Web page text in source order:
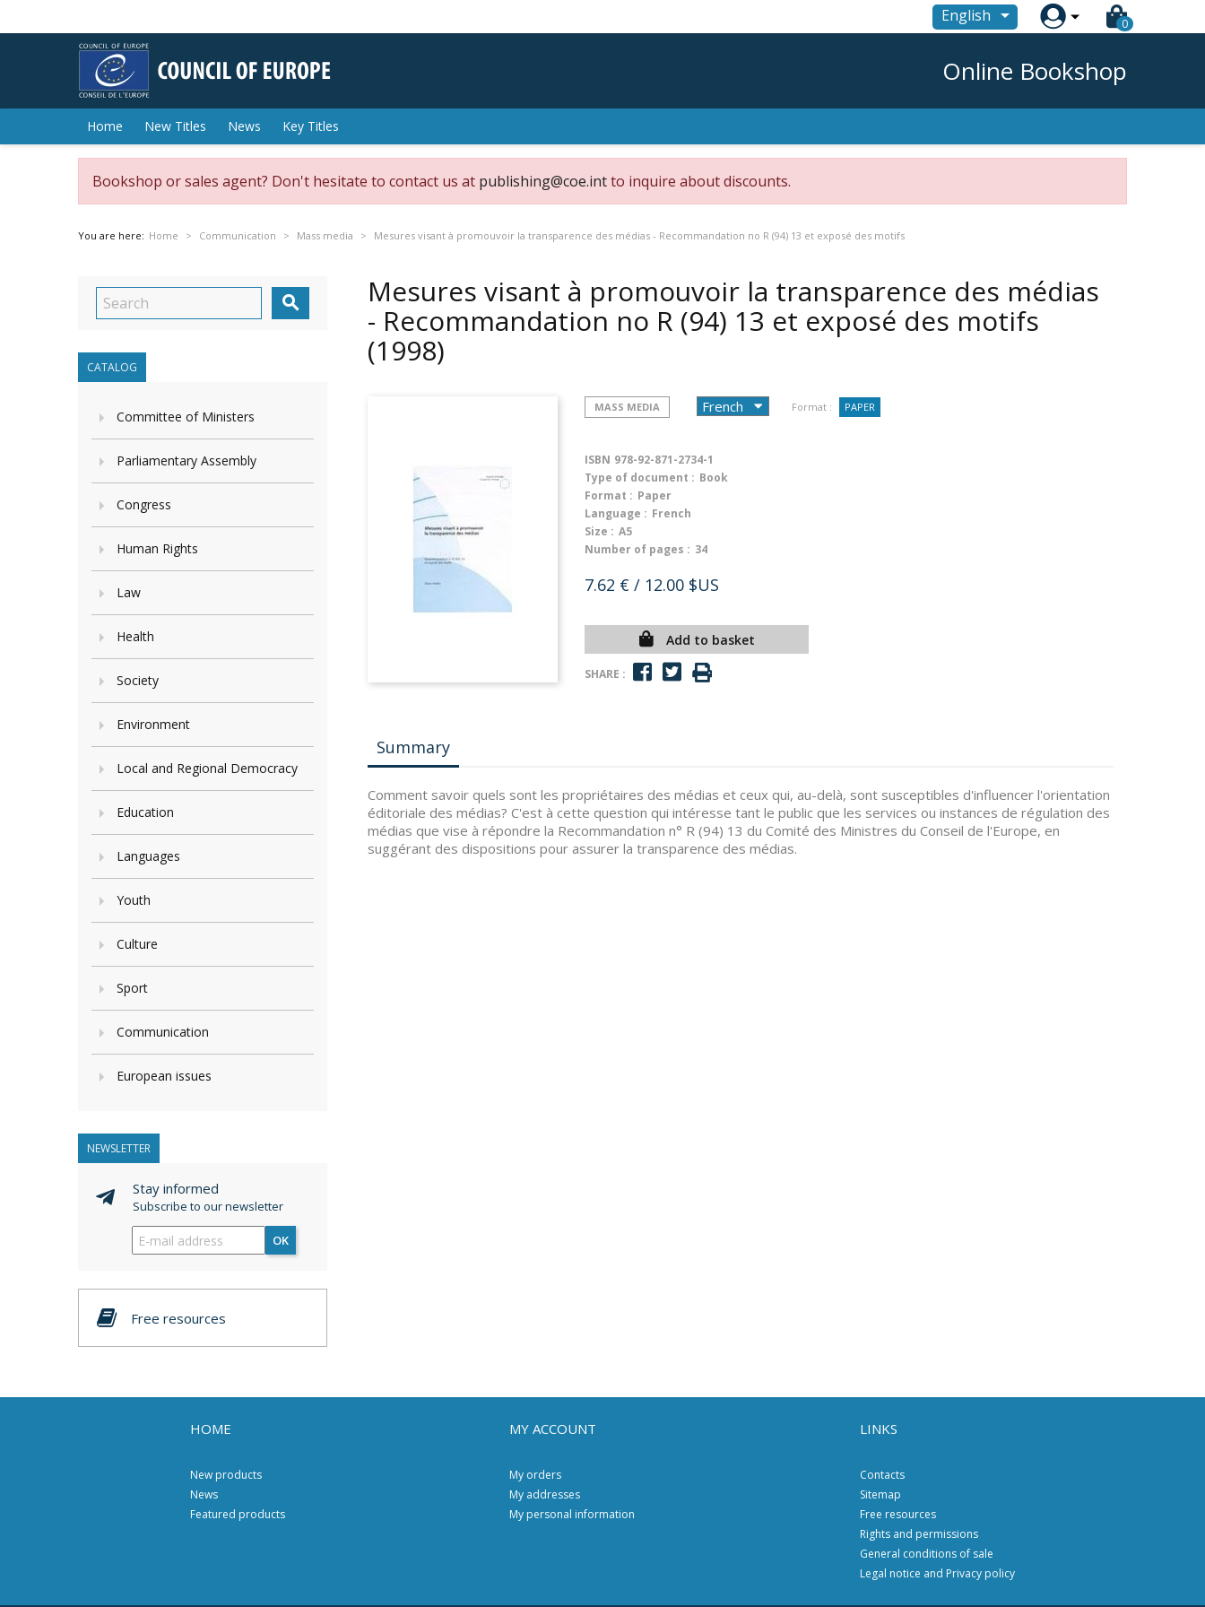
English  0
Online Bookshop
Home New Titles News Key Titles
Bookshop or sales agent? Don't hesitate to contact us at publishing@coe.intto inquire about discounts.
You are here: Home Communication Mass media Mesures visant à promouvoir la transparence des médias - Recommandation no R (94) 13 et exposé des motifs

CATALOG
Committee of Ministers
Parliamentary Assembly
Congress
Human Rights
Law
Health
Society
Environment
Local and Regional Democracy
Education
Languages
Youth
Culture
Sport
Communication
European issues
NEWSLETTER
Stay informed
Subscribe to our newsletter
OK
Free resources
Mesures visant à promouvoir la transparence des médias
- Recommandation no R (94) 13 et exposé des motifs
(1998)
MASS MEDIA Format : PAPER
ISBN 978-92-871-2734-1
Type of document : Book
Format : Paper
Language : French
Size : A5
Number of pages : 34
7.62 € / 12.00 $US
Add to basket
SHARE :
Summary
Comment savoir quels sont les propriétaires des médias et ceux qui, au-delà, sont susceptibles d'influencer l'orientation
éditoriale des médias? C'est à cette question qui intéresse tant le public que les services ou instances de régulation des
médias que vise à répondre la Recommandation n° R (94) 13 du Comité des Ministres du Conseil de l'Europe, en
suggérant des dispositions pour assurer la transparence des médias.
HOME
New products
News
Featured products
MY ACCOUNT
My orders
My addresses
My personal information
LINKS
Contacts
Sitemap
Free resources
Rights and permissions
General conditions of sale
Legal notice and Privacy policy